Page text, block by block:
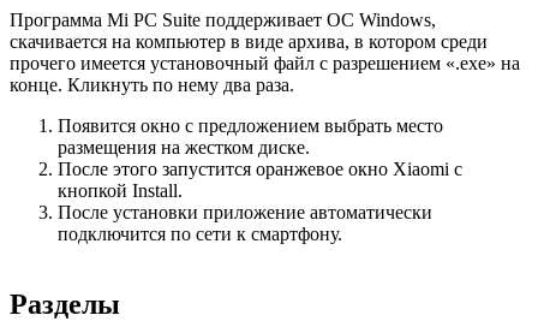
Программа Mi PC Suite поддерживает ОС Windows,
скачивается на компьютер в виде архива, в котором среди
прочего имеется установочный файл с разрешением «.exe» на
конце. Кликнуть по нему два раза.
Появится окно с предложением выбрать место
размещения на жестком диске.
После этого запустится оранжевое окно Xiaomi c
кнопкой Install.
После установки приложение автоматически
подключится по сети к смартфону.
Разделы